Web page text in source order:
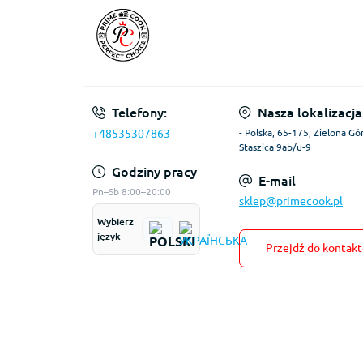
Telefony:
+48535307863
Godziny pracy
Pn–Sb 8:00–20:00
Wybierz
język
Nasza
- Polska, 65-175, Zielona
Staszica 9ab/u-9
E-mail
sklep@primecook.pl
Przejdź do